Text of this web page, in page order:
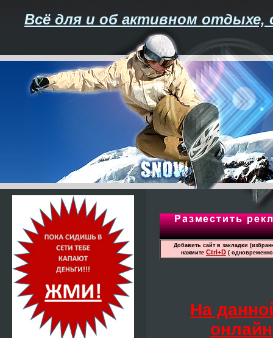
Всё для и об активном отдыхе,
Добавить сайт в закладки
нажмите Ctrl+D (
На